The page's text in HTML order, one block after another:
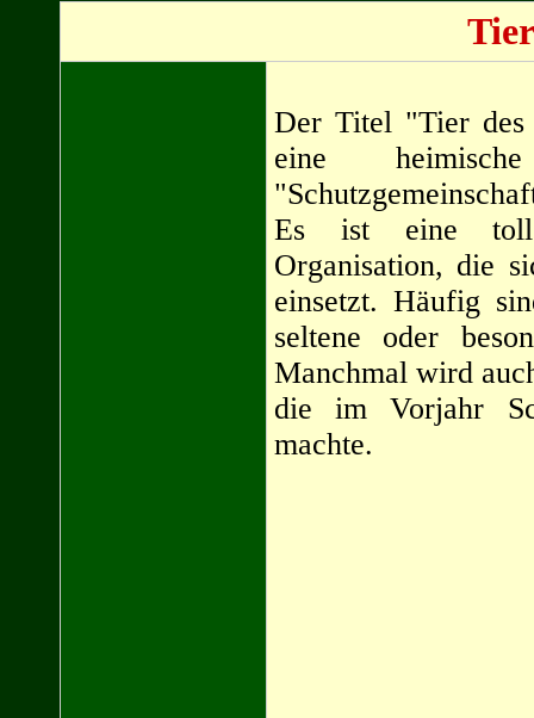
Der Titel "Tier des
eine
Es ist eine tolle
Organisation, die
einsetzt. Häufig
seltene oder
Manchmal wird
die im Vorjahr
machte.